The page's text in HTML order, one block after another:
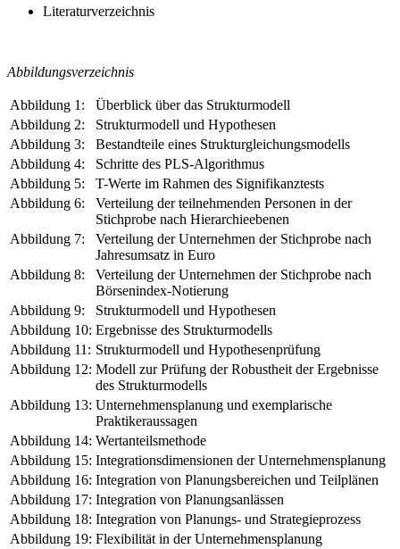
Literaturverzeichnis
Abbildungsverzeichnis
Abbildung 1:
Überblick über das Strukturmodell
Abbildung 2:
Strukturmodell und Hypothesen
Abbildung 3:
Bestandteile eines Strukturgleichungsmodells
Abbildung 4:
Schritte des PLS-Algorithmus
Abbildung 5:
T-Werte im Rahmen des Signifikanztests
Abbildung 6:
Verteilung der teilnehmenden Personen in der
Stichprobe nach Hierarchieebenen
Abbildung 7:
Verteilung der Unternehmen der Stichprobe nach
Jahresumsatz in Euro
Abbildung 8:
Verteilung der Unternehmen der Stichprobe nach
Börsenindex-Notierung
Abbildung 9:
Strukturmodell und Hypothesen
Abbildung 10: Ergebnisse des Strukturmodells
Abbildung 11: Strukturmodell und Hypothesenprüfung
Abbildung 12: Modell zur Prüfung der Robustheit der Ergebnisse
des Strukturmodells
Abbildung 13: Unternehmensplanung und exemplarische
Praktikeraussagen
Abbildung 14: Wertanteilsmethode
Abbildung 15: Integrationsdimensionen der Unternehmensplanung
Abbildung 16: Integration von Planungsbereichen und Teilplänen
Abbildung 17: Integration von Planungsanlässen
Abbildung 18: Integration von Planungs- und Strategieprozess
Abbildung 19: Flexibilität in der Unternehmensplanung